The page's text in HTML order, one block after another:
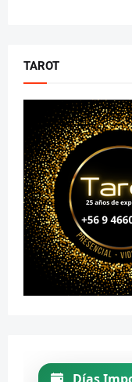
TAROT